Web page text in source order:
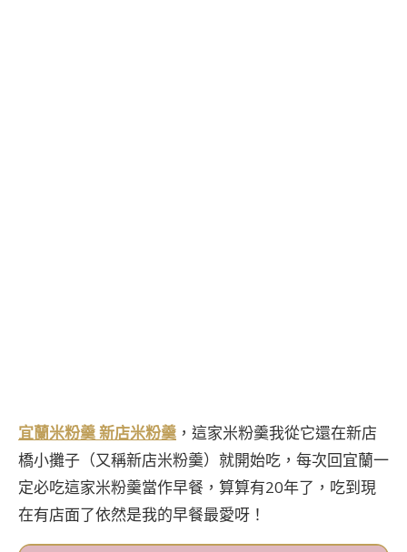
宜蘭米粉羹 新店米粉羹 ，這家米粉羹我從它還在新店
橋小攤子（又稱新店米粉羹）就開始吃，每次回宜蘭一
定必吃這家米粉羹當作早餐，算算有20年了，吃到現
在有店面了依然是我的早餐最愛呀！